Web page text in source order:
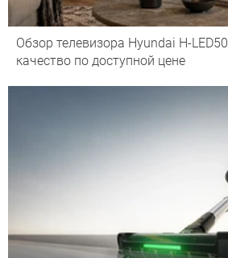
Обзор телевизора Hyundai H-
качество по доступной цене